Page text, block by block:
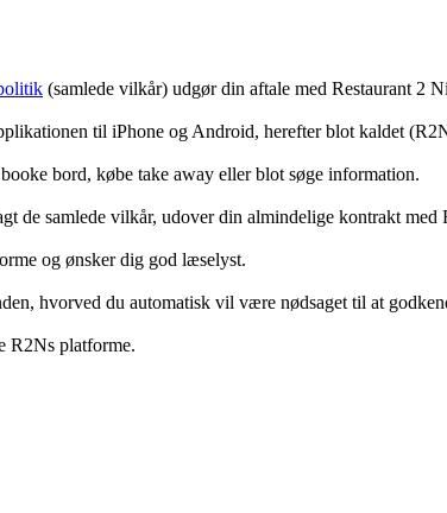
(samlede vilkår) udgør din aftale med Restaurant 2
til iPhone og Android, herefter blot kaldet
bord, købe take away eller blot søge information.
de samlede vilkår, udover din almindelige kontrakt med
og ønsker dig god læselyst.
hvorved du automatisk vil være nødsaget til at
R2Ns platforme.